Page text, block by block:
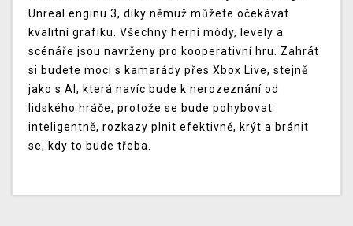
Unreal enginu 3, díky němuž můžete očekávat
kvalitní grafiku. Všechny herní módy, levely a
scénáře jsou navrženy pro kooperativní hru. Zahrát
si budete moci s kamarády přes Xbox Live, stejně
jako s AI, která navíc bude k nerozeznání od
lidského hráče, protože se bude pohybovat
inteligentně, rozkazy plnit efektivně, krýt a bránit
se, kdy to bude třeba.